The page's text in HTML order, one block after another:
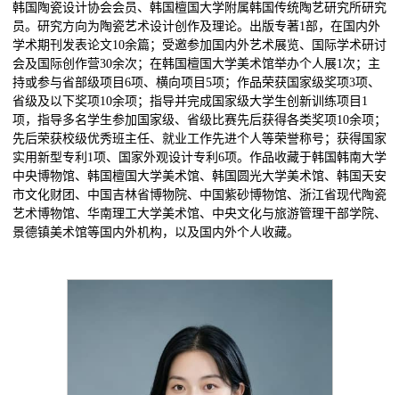
韩国陶瓷设计协会会员、韩国檀国大学附属韩国传统陶艺研究所研究
员。研究方向为陶瓷艺术设计创作及理论。出版专著1部，在国内外
学术期刊发表论文10余篇；受邀参加国内外艺术展览、国际学术研讨
会及国际创作营30余次；在韩国檀国大学美术馆举办个人展1次；主
持或参与省部级项目6项、横向项目5项；作品荣获国家级奖项3项、
省级及以下奖项10余项；指导并完成国家级大学生创新训练项目1
项，指导多名学生参加国家级、省级比赛先后获得各类奖项10余项；
先后荣获校级优秀班主任、就业工作先进个人等荣誉称号；获得国家
实用新型专利1项、国家外观设计专利6项。作品收藏于韩国韩南大学
中央博物馆、韩国檀国大学美术馆、韩国圆光大学美术馆、韩国天安
市文化财团、中国吉林省博物院、中国紫砂博物馆、浙江省现代陶瓷
艺术博物馆、华南理工大学美术馆、中央文化与旅游管理干部学院、
景德镇美术馆等国内外机构，以及国内外个人收藏。